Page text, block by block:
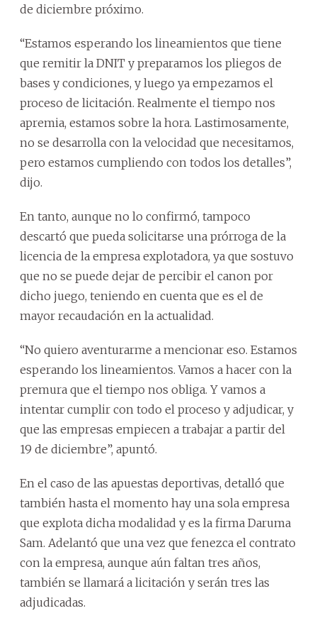
de diciembre próximo.
“Estamos esperando los lineamientos que tiene
que remitir la DNIT y preparamos los pliegos de
bases y condiciones, y luego ya empezamos el
proceso de licitación. Realmente el tiempo nos
apremia, estamos sobre la hora. Lastimosamente,
no se desarrolla con la velocidad que necesitamos,
pero estamos cumpliendo con todos los detalles”,
dijo.
En tanto, aunque no lo confirmó, tampoco
descartó que pueda solicitarse una prórroga de la
licencia de la empresa explotadora, ya que sostuvo
que no se puede dejar de percibir el canon por
dicho juego, teniendo en cuenta que es el de
mayor recaudación en la actualidad.
“No quiero aventurarme a mencionar eso. Estamos
esperando los lineamientos. Vamos a hacer con la
premura que el tiempo nos obliga. Y vamos a
intentar cumplir con todo el proceso y adjudicar, y
que las empresas empiecen a trabajar a partir del
19 de diciembre”, apuntó.
En el caso de las apuestas deportivas, detalló que
también hasta el momento hay una sola empresa
que explota dicha modalidad y es la firma Daruma
Sam. Adelantó que una vez que fenezca el contrato
con la empresa, aunque aún faltan tres años,
también se llamará a licitación y serán tres las
adjudicadas.